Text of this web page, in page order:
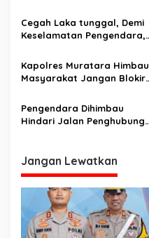
i
p
s
Bantuan, Bisa Input Sendiri
Cegah Laka tunggal, Demi
Keselamatan Pengendara,
Rawas Pasang Spanduk
Hati-Hati Di Jembatan
Tanpa Pembatas
Kapolres Muratara Himbau
Masyarakat Jangan Blokir
Pengendara Dihimbau
Hindari Jalan Penghubung
Jangan Lewatkan